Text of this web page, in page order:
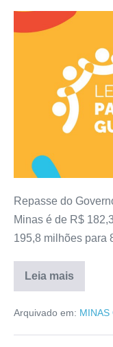
Repasse do
Minas é de R$
195,8 milhões para
Leia mais
Arquivado em: MINAS